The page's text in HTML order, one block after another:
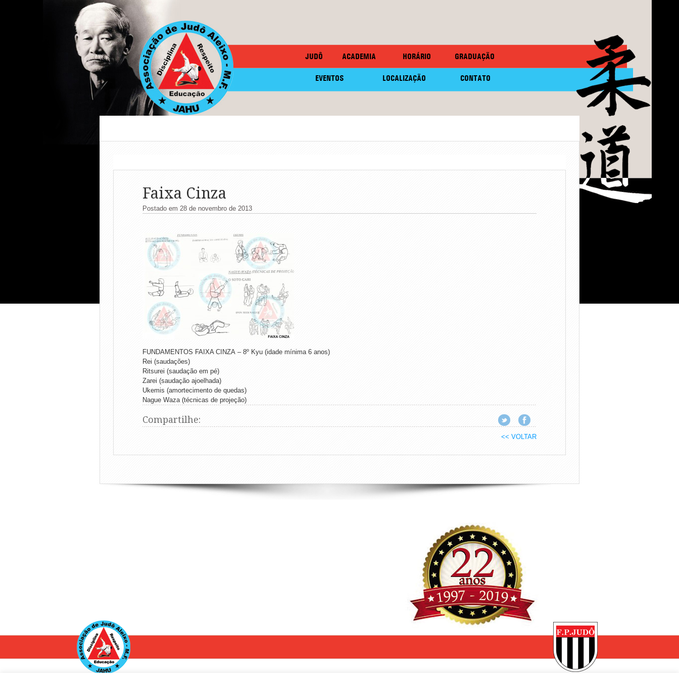
JUDÔ ACADEMIA HORÁRIO GRADUAÇÃO
EVENTOS LOCALIZAÇÃO CONTATO
Faixa Cinza
Postado em 28 de novembro de 2013
FUNDAMENTOS FAIXA CINZA – 8º Kyu (idade mínima 6 anos)
Rei (saudações)
Ritsurei (saudação em pé)
Zarei (saudação ajoelhada)
Ukemis (amortecimento de quedas)
Nague Waza (técnicas de projeção)
Compartilhe:
<< VOLTAR